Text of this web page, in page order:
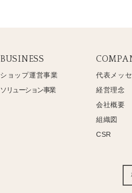
BUSINESS
ショップ運営事業
ソリューション事業
代表メッ
経営理念
会社概要
組織図
CSR